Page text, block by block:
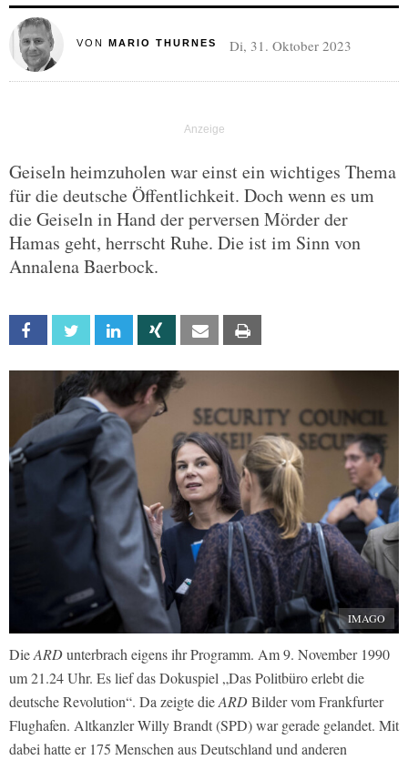
VON MARIO THURNES Di, 31. Oktober 2023
Geiseln heimzuholen war einst ein wichtiges Thema
für die deutsche Öffentlichkeit. Doch wenn es um
die Geiseln in Hand der perversen Mörder der
Hamas geht, herrscht Ruhe. Die ist im Sinn von
Annalena Baerbock.
Facebook Twitter Linkedin Xing Email
IMAGO
DieARDunterbrach eigens ihr Programm. Am 9. November 1990
um 21.24 Uhr. Es lief das Dokuspiel „Das Politbüro erlebt die
deutsche Revolution“. Da zeigte dieARDBilder vom Frankfurter
Flughafen. Altkanzler Willy Brandt (SPD) war gerade gelandet. Mit
dabei hatte er 175 Menschen aus Deutschland und anderen